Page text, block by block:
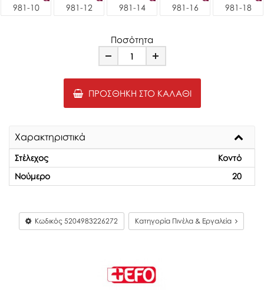
981-10 981-12 981-14 981-16 981-18
Ποσότητα
Minus Plus
ΠΡΟΣΘΉΚΗ ΣΤΟ ΚΑΛΆΘΙ
Χαρακτηριστικά
Στέλεχος
Κοντό
Νούμερο
20
Κωδικός 5204983226272 Κατηγορία Πινέλα & Εργαλεία